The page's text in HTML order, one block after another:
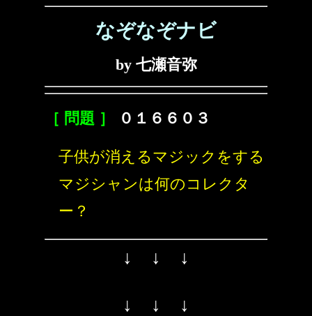
なぞなぞナビ
by 七瀬音弥
［ 問題 ］ ０１６６０３
子供が消えるマジックをする
マジシャンは何のコレクタ
ー？
↓ ↓ ↓
↓ ↓ ↓